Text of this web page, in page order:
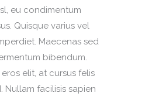
eu condimentum
Quisque varius vel
Maecenas sed
bibendum.
elit, at cursus felis
Nullam facilisis sapien